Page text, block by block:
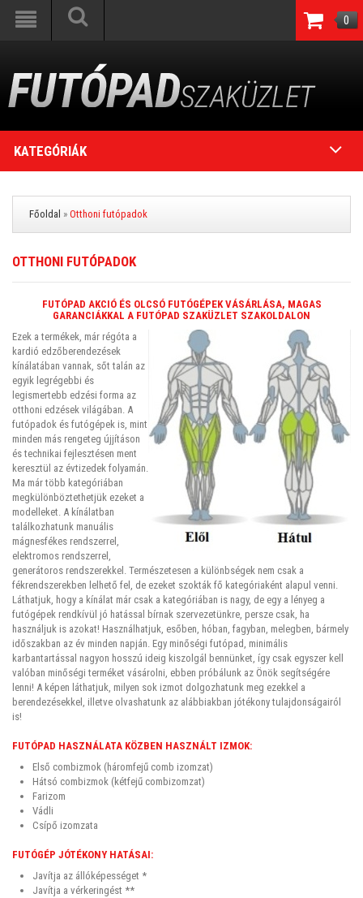
0
KATEGÓRIÁK
Főoldal » Otthoni futópadok
OTTHONI FUTÓPADOK
FUTÓPAD AKCIÓ ÉS OLCSÓ FUTÓGÉPEK VÁSÁRLÁSA, MAGAS
GARANCIÁKKAL A FUTÓPAD SZAKÜZLET SZAKOLDALON
Ezek a termékek, már régóta a
kardió edzőberendezések
kínálatában vannak, sőt talán az
egyik legrégebbi és
legismertebb edzési forma az
otthoni edzések világában. A
futópadok és futógépek is, mint
minden más rengeteg újjításon
és technikai fejlesztésen ment
keresztül az évtizedek folyamán.
Ma már több kategóriában
megkülönböztethetjük ezeket a
modelleket. A kínálatban
találkozhatunk manuális
mágnesfékes rendszerrel,
elektromos rendszerrel,
generátoros rendszerekkel. Természetesen a különbségek nem csak a
fékrendszerekben lelhető fel, de ezeket szokták fő kategóriaként alapul venni.
Láthatjuk, hogy a kínálat már csak a kategóriában is nagy, de egy a lényeg a
futógépek rendkívül jó hatással bírnak szervezetünkre, persze csak, ha
használjuk is azokat! Használhatjuk, esőben, hóban, fagyban, melegben, bármely
időszakban az év minden napján. Egy minőségi futópad, minimális
karbantartással nagyon hosszú ideig kiszolgál bennünket, így csak egyszer kell
valóban minőségi terméket vásárolni, ebben próbálunk az Önök segítségére
lenni! A képen láthatjuk, milyen sok izmot dolgozhatunk meg ezekkel a
berendezésekkel, illetve olvashatunk az alábbiakban jótékony tulajdonságairól
is!
FUTÓPAD HASZNÁLATA KÖZBEN HASZNÁLT IZMOK:
Első combizmok (háromfejű comb izomzat)
Hátsó combizmok (kétfejű combizomzat)
Farizom
Vádli
Csípő izomzata
FUTÓGÉP JÓTÉKONY HATÁSAI:
Javítja az állóképességet *
Javítja a vérkeringést **